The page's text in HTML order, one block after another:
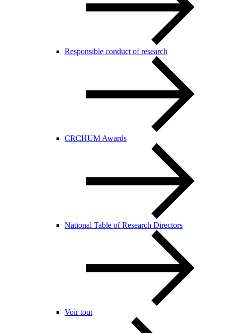
Responsible conduct of research
CRCHUM Awards
National Table of Research Directors
Voir tout